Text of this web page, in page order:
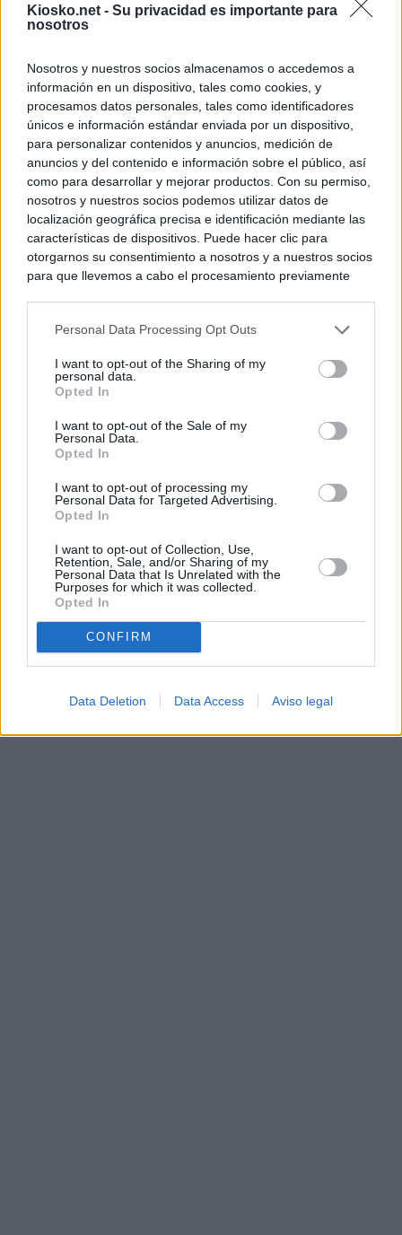
Kiosko.net - Su privacidad es importante para
nosotros
Nosotros y nuestros socios almacenamos o accedemos a
información en un dispositivo, tales como cookies, y
procesamos datos personales, tales como identificadores
únicos e información estándar enviada por un dispositivo,
para personalizar contenidos y anuncios, medición de
anuncios y del contenido e información sobre el público, así
como para desarrollar y mejorar productos. Con su permiso,
nosotros y nuestros socios podemos utilizar datos de
localización geográfica precisa e identificación mediante las
características de dispositivos. Puede hacer clic para
otorgarnos su consentimiento a nosotros y a nuestros socios
para que llevemos a cabo el procesamiento previamente
negar su consentimiento. Tenga en cuenta que algún
de su consentimiento, pero usted tiene el derecho de
rechazar tal procesamiento. Sus preferencias se aplicarán
cualquier momento entrando de nuevo en este sitio web o
visitando nuestra política de privacidad.
Personal Data Processing Opt Outs
I want to opt-out of the Sharing of my
personal data.
Opted In
I want to opt-out of the Sale of my
Personal Data.
Opted In
I want to opt-out of processing my
Personal Data for Targeted Advertising.
Opted In
I want to opt-out of Collection, Use,
Retention, Sale, and/or Sharing of my
Personal Data that Is Unrelated with the
Purposes for which it was collected.
Opted In
CONFIRM
Data Deletion Data Access Aviso legal
© Kiosko.net Aviso Legal Privacidad y Cookies